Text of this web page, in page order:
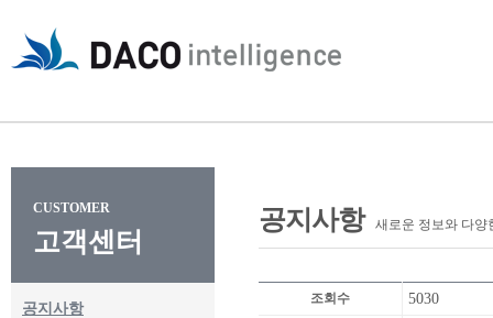
CUSTOMER
고객센터
공지사항
공지사항 새로운 정보와 다양
조회수 5030